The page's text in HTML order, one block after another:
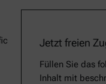
Jetzt freien
Füllen Sie das
Inhalt mit